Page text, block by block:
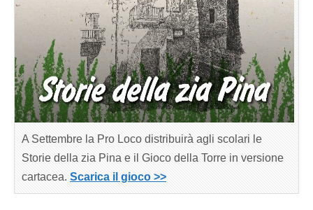
A Settembre la Pro Loco distribuirà agli scolari le
Storie della zia Pina e il Gioco della Torre in versione
cartacea. Scarica il gioco >>